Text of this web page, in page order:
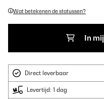
Wat betekenen de statussen?
In
Direct leverbaar
Levertijd: 1 dag